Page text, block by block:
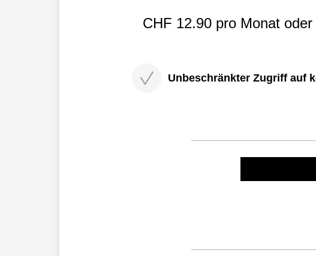
CHF 12.90 pro Monat
Unbeschränkter Zugriff auf